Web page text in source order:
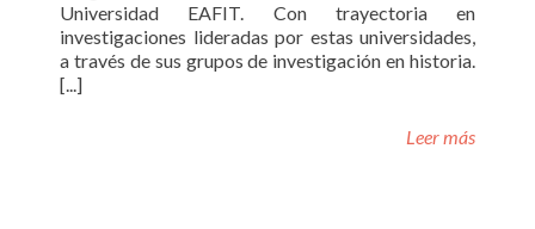
Universidad EAFIT. Con trayectoria en
investigaciones lideradas por estas universidades,
a través de sus grupos de investigación en historia.
[...]
Leer más